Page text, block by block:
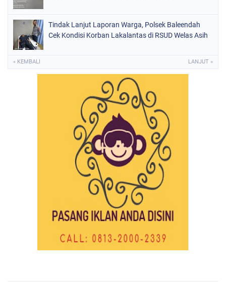
Tindak Lanjut Laporan Warga, Polsek Baleendah
Cek Kondisi Korban Lakalantas di RSUD Welas Asih
« KEMBALI LANJUT »